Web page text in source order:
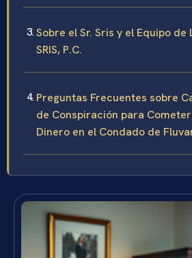
Sobre el Sr. Sris y el Equipo de
SRIS, P.C.
Preguntas Frecuentes sobre
de Conspiración para
Dinero en el Condado de